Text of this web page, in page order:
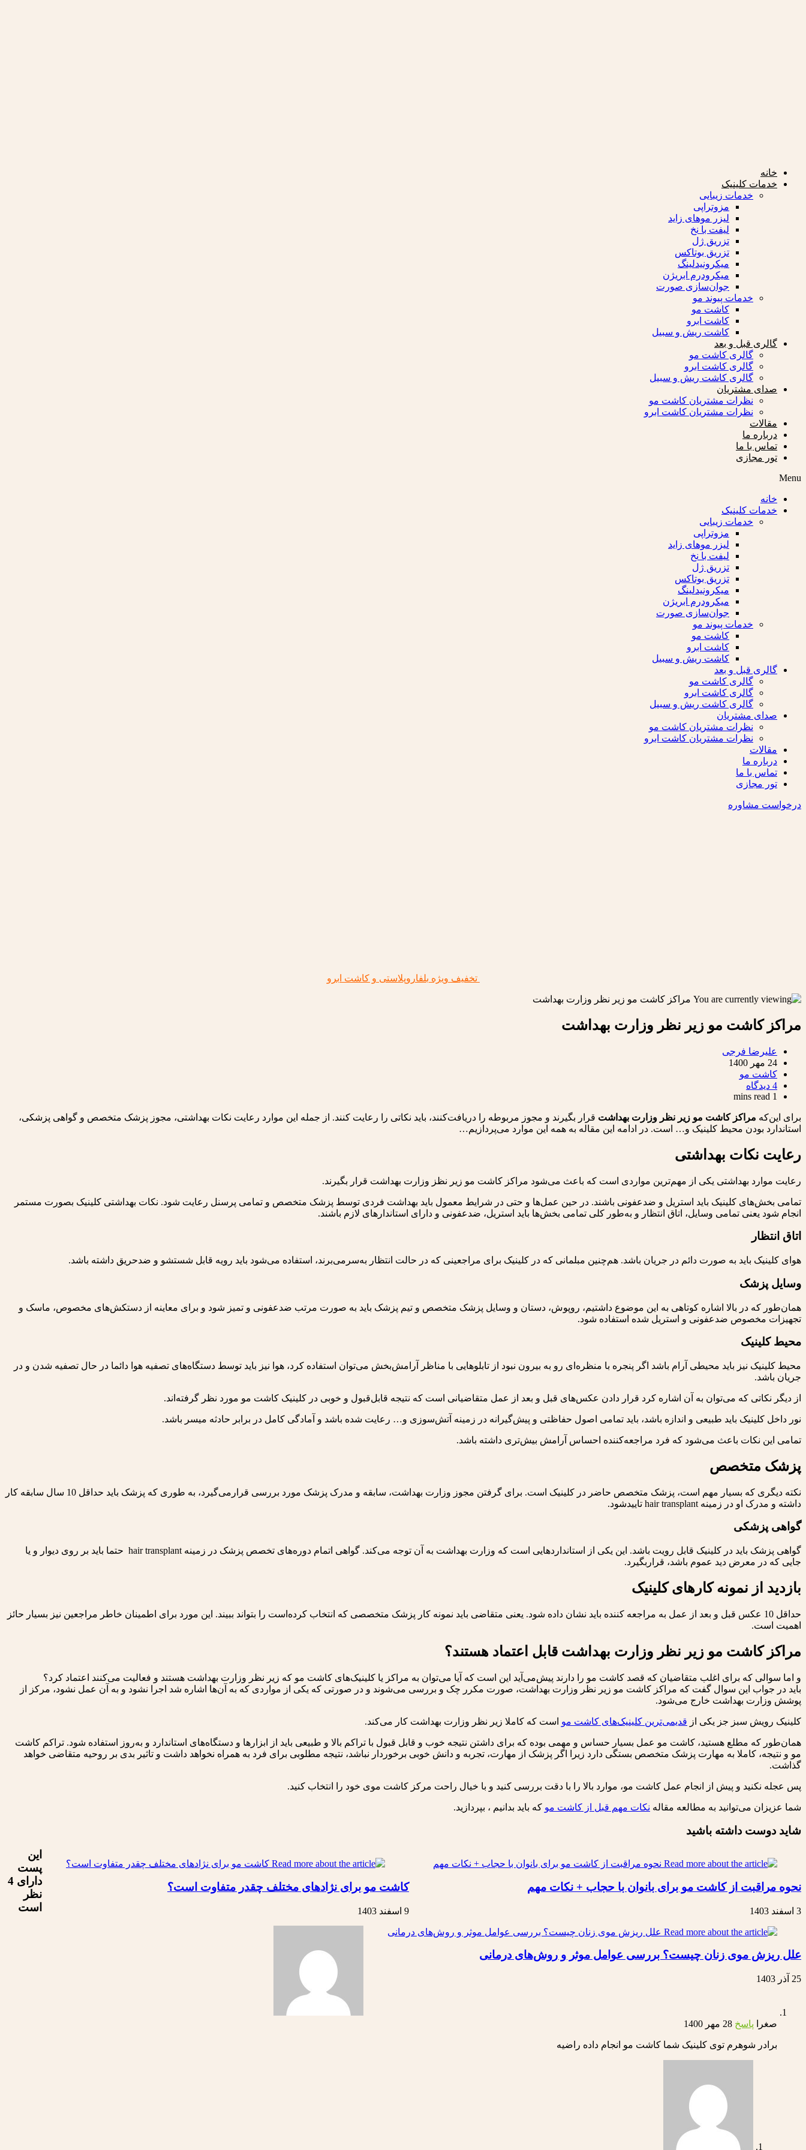
خانه
خدمات کلینیک
خدمات زیبایی
مزوتراپی
لیزر موهای زاید
لیفت با نخ
تزریق ژل
تزریق بوتاکس
میکرونیدلینگ
میکرودرم ابریژن
جوان‌سازی صورت
خدمات پیوند مو
کاشت مو
کاشت ابرو
کاشت ریش و سبیل
گالری قبل و بعد
گالری کاشت مو
گالری کاشت ابرو
گالری کاشت ریش و سبیل
صدای مشتریان
نظرات مشتریان کاشت مو
نظرات مشتریان کاشت ابرو
مقالات
درباره ما
تماس با ما
تور مجازی
Menu
خانه
خدمات کلینیک
خدمات زیبایی
مزوتراپی
لیزر موهای زاید
لیفت با نخ
تزریق ژل
تزریق بوتاکس
میکرونیدلینگ
میکرودرم ابریژن
جوان‌سازی صورت
خدمات پیوند مو
کاشت مو
کاشت ابرو
کاشت ریش و سبیل
گالری قبل و بعد
گالری کاشت مو
گالری کاشت ابرو
گالری کاشت ریش و سبیل
صدای مشتریان
نظرات مشتریان کاشت مو
نظرات مشتریان کاشت ابرو
مقالات
درباره ما
تماس با ما
تور مجازی
درخواست مشاوره
تخفیف ویژه بلفاروپلاستی و کاشت ابرو
مراکز کاشت مو زیر نظر وزارت بهداشت
Post
author:
علیرضا فرجی
Post
published:
24 مهر 1400
Post
category:
کاشت مو
Post
comments:
4 دیدگاه
Reading1 mins read
برای این‌که مراکز کاشت مو زیر نظر وزارت بهداشت قرار بگیرند و مجوز مربوطه را دریافت‌کنند، باید نکاتی را رعایت کنند. از جمله این موارد رعایت نکات بهداشتی، مجوز پزشک متخصص و گواهی پزشکی،
استاندارد بودن محیط کلینیک و… است. در ادامه این مقاله به همه این موارد می‌پردازیم…
رعایت نکات بهداشتی
رعایت موارد بهداشتی یکی از مهم‌ترین مواردی است که باعث می‌شود مراکز کاشت مو زیر نظز وزارت بهداشت قرار بگیرند.
تمامی بخش‌های کلینیک باید استریل و ضدعفونی باشند. در حین عمل‌ها و حتی در شرایط معمول باید بهداشت فردی توسط پزشک متخصص و تمامی پرسنل رعایت شود. نکات بهداشتی کلینیک بصورت مستمر
انجام شود یعنی تمامی وسایل، اتاق انتظار و به‌طور کلی تمامی بخش‌ها باید استریل، ضدعفونی و دارای استاندارهای لازم باشند.
اتاق انتظار
هوای کلینیک باید به صورت دائم در جریان باشد. هم‌چنین مبلمانی که در کلینیک برای مراجعینی که در حالت انتظار به‌سرمی‌برند، استفاده می‌شود باید رویه قابل شستشو و ضدحریق داشته باشد.
وسایل پزشک
همان‌طور که در بالا اشاره کوتاهی به این موضوع داشتیم، روپوش، دستان و وسایل پزشک متخصص و تیم پزشک باید به صورت مرتب ضدعفونی و تمیز شود و برای معاینه از دستکش‌های مخصوص، ماسک و
تجهیزات مخصوص ضدعفونی و استریل شده استفاده شود.
محیط کلینیک
محیط کلینیک نیز باید محیطی آرام باشد اگر پنجره با منظره‌ای رو به بیرون نبود از تابلوهایی با مناظر آرامش‌بخش می‌توان استفاده کرد، هوا نیز باید توسط دستگاه‌های تصفیه هوا دائما در حال تصفیه شدن و در
جریان باشد.
از دیگر نکاتی که می‌توان به آن اشاره کرد قرار دادن عکس‌های قبل و بعد از عمل متقاضیانی است که نتیجه قابل‌قبول و خوبی در کلینیک کاشت مو مورد نظر گرفته‌اند.
نور داخل کلینیک باید طبیعی و اندازه باشد، باید تمامی اصول حفاظتی و پیش‌گیرانه در زمینه آتش‌سوزی و… رعایت شده باشد و آمادگی کامل در برابر حادثه میسر باشد.
تمامی این نکات باعث می‌شود که فرد مراجعه‌کننده احساس آرامش بیش‌تری داشته باشد.
پزشک متخصص
نکته دیگری که بسیار مهم است، پزشک متخصص حاضر در کلینیک است. برای گرفتن مجوز وزارت بهداشت، سابقه و مدرک پزشک مورد بررسی قرارمی‌گیرد، به طوری که پزشک باید حداقل 10 سال سابقه کار
داشته و مدرک او در زمینه hair transplant تاییدشود.
گواهی پزشکی
گواهی پزشک باید در کلینیک قابل رویت باشد. این یکی از استاندارد‌هایی است که وزارت بهداشت به آن توجه می‌کند. گواهی اتمام دوره‌های تخصص پزشک در زمینه hair transplant حتما باید بر روی دیوار و یا
جایی که در معرض دید عموم باشد، قراربگیرد.
بازدید از نمونه کارهای کلینیک
حداقل 10 عکس قبل و بعد از عمل به مراجعه کننده باید نشان داده شود. یعنی متقاضی باید نمونه کار پزشک متخصصی که انتخاب کرده‌است را بتواند ببیند. این مورد برای اطمینان خاطر مراجعین نیز بسیار حائز
اهمیت است.
مراکز کاشت مو زیر نظر وزارت بهداشت قابل اعتماد هستند؟
و اما سوالی که برای اغلب متقاضیان که قصد کاشت مو را دارند پیش‌می‌آید این است که آیا می‌توان به مراکز یا کلینیک‌های کاشت مو که زیر نظر وزارت بهداشت هستند و فعالیت می‌کنند اعتماد کرد؟
باید در جواب این سوال گفت که مراکز کاشت مو زیر نظر وزارت بهداشت، صورت مکرر چک و بررسی می‌شوند و در صورتی که یکی از مواردی که به آن‌ها اشاره شد اجرا نشود و به آن عمل نشود، مرکز از
پوشش وزارت بهداشت خارج می‌شود.
کلینیک رویش سبز جز یکی از قدیمی‌ترین کلینیک‌های کاشت مو است که کاملا زیر نظر وزارت بهداشت کار می‌کند.
همان‌طور که مطلع هستید، کاشت مو عمل بسیار حساس و مهمی بوده که برای داشتن نتیجه خوب و قابل قبول با تراکم بالا و طبیعی باید از ابزارها و دستگاه‌های استاندارد و به‌روز استفاده شود. تراکم کاشت
مو و نتیجه، کاملا به مهارت پزشک متخصص بستگی دارد زیرا اگر پزشک از مهارت، تجربه و دانش خوبی برخوردار نباشد، نتیجه مطلوبی برای فرد به همراه نخواهد داشت و تاثیر بدی بر روحیه متقاضی خواهد
گذاشت.
پس عجله نکنید و پیش از انجام عمل کاشت مو، موارد بالا را با دقت بررسی کنید و با خیال راحت مرکز کاشت موی خود را انتخاب کنید.
شما عزیزان می‌توانید به مطالعه مقاله نکات مهم قبل از کاشت مو که باید بدانیم ، بپردازید.
شاید دوست داشته باشید
نحوه مراقبت از کاشت مو برای بانوان با حجاب + نکات مهم
3 اسفند 1403
کاشت مو برای نژادهای مختلف چقدر متفاوت است؟
9 اسفند 1403
علل ریزش موی زنان چیست؟ بررسی عوامل موثر و روش‌های درمانی
25 آذر 1403
این
پست
دارای 4
نظر
است
صغرا پاسخ 28 مهر 1400
برادر شوهرم توی کلینیک شما کاشت مو انجام داده راضیه